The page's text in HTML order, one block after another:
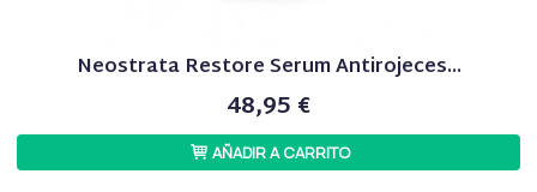
Neostrata Restore Serum Antirojeces...
48,95 €
AÑADIR A CARRITO